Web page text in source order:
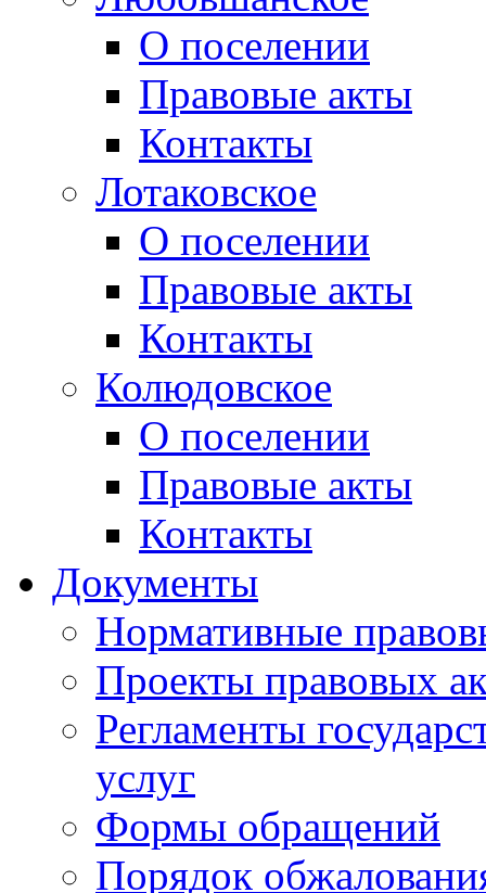
О поселении
Правовые акты
Контакты
Лотаковское
О поселении
Правовые акты
Контакты
Колюдовское
О поселении
Правовые акты
Контакты
Документы
Нормативные
Проекты правовых
Регламенты
услуг
Формы обращений
Порядок